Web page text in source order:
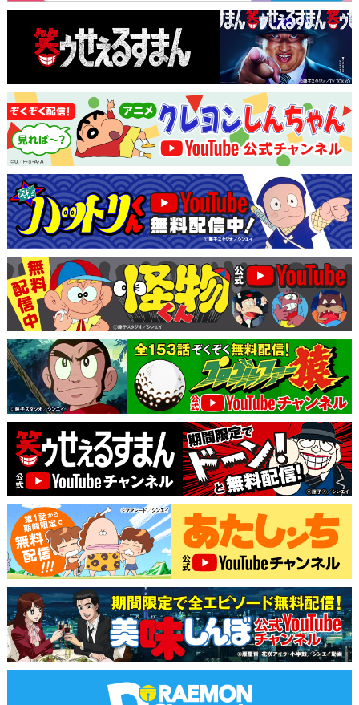
2019
SUPER SHIRO
からかい上手の高木さん2
2018
からかい上手の高木さん
2017
クレヨンしんちゃん外伝 お・お・お・のし
んのすけ
笑ゥせぇるすまんNEW
クレヨンしんちゃん外伝 家族連れ狼
2016
クレヨンしんちゃん外伝 おもちゃウォーズ
クレヨンしんちゃん外伝 エイリアン vs しん
のすけ